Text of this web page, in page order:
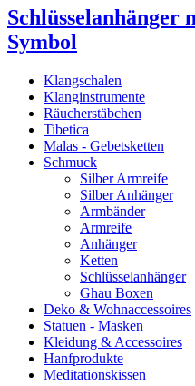
Schlüsselanhänger
Symbol
Klangschalen
Klanginstrumente
Räucherstäbchen
Tibetica
Malas - Gebetsketten
Schmuck
Silber Armreife
Silber Anhänger
Armbänder
Armreife
Anhänger
Ketten
Schlüsselanhänger
Ghau Boxen
Deko & Wohnaccessoires
Statuen - Masken
Kleidung & Accessoires
Hanfprodukte
Meditationskissen